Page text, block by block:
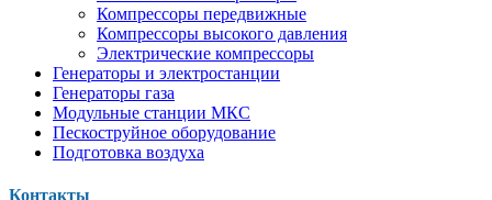
Компрессоры передвижные
Компрессоры высокого давления
Электрические компрессоры
Генераторы и электростанции
Генераторы газа
Модульные станции МКС
Пескоструйное оборудование
Подготовка воздуха
Контакты